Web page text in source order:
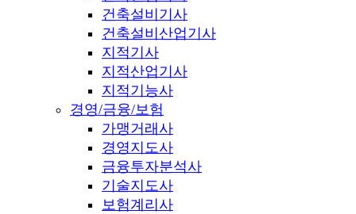
건축설비기사
건축설비산업기사
지적기사
지적산업기사
지적기능사
경영/금융/보험
가맹거래사
경영지도사
금융투자분석사
기술지도사
보험계리사